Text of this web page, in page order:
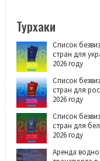
Турхаки
Список
стран для
2026 году
Список
стран для
2026 году
Список
стран для
2026 году
Аренда